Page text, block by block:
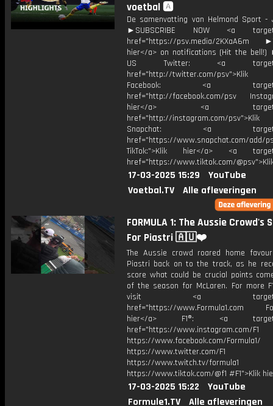
voetbal 🅰️
De samenvatting van Helmond Sport -
►SUBSCRIBE NOW <a
href="https://psv.media/2KXaA6m
hier</a> on notifications (Hit the bell!)
US Twitter: <a
href="http://twitter.com/psv">Klik
Facebook: <a
href="http://facebook.com/psv
hier</a> <a
href="http://instagram.com/
Snapchat: <a
href="https://www.snapchat.com/add/
TikTok:">Klik hier</a> <a
href="https://www.tiktok.com/
17-03-2025 15:29
YouTube
Voetbal.TV
Alle afleveringen
FORMULA 1: The Aussie Crowd's
For Piastri 🇦🇺❤️
The Aussie crowd roared home
Piastri back on to the track, as he
score what could be crucial points
of the season for McLaren. For more
visit <a
href="https://www.Formula1.com
hier</a> F1®: <a
href="https://www.instagram.com/F1
https://www.facebook.com/Formula1/
https://www.twitter.com/F1
https://www.twitch.tv/formula1
https://www.tiktok.com/@f1 #F1">Klik
17-03-2025 15:22
YouTube
Formule1.TV
Alle afleveringen